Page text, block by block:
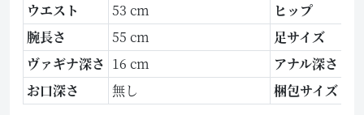
ウエスト
53 cm
ヒップ
腕長さ
55 cm
足サイズ
ヴァギナ深さ 16 cm
アナル深さ
お口深さ
無し 梱包サイズ